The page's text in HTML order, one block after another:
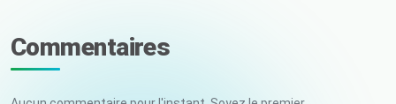
Commentaires